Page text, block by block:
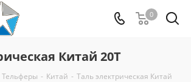
0
Китай 20Т
Тельферы - Китай - Таль электрическая Китай